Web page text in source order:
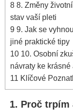
8 8. Změny
stav vaší pleti
9 9. Jak se
jiné praktické tipy
10 10. Osobní
návraty ke krásné
11 Klíčové
1. Proč trpím